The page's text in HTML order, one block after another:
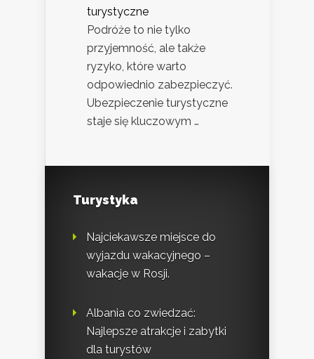
turystyczne
Podróże to nie tylko
przyjemność, ale także
ryzyko, które warto
odpowiednio zabezpieczyć.
Ubezpieczenie turystyczne
staje się kluczowym …
Turystyka
Najciekawsze miejsce do
wyjazdu wakacyjnego –
wakacje w Rosji.
Albania co zwiedzać:
Najlepsze atrakcje i zabytki
dla turystów